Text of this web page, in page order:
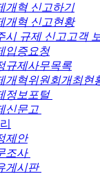
개혁 신고하기
개혁 신고현황
시 규제 신고고객
입증요청
규제사무목록
개혁위원회개최현
정보포털
신문고
제안
조사
게시판